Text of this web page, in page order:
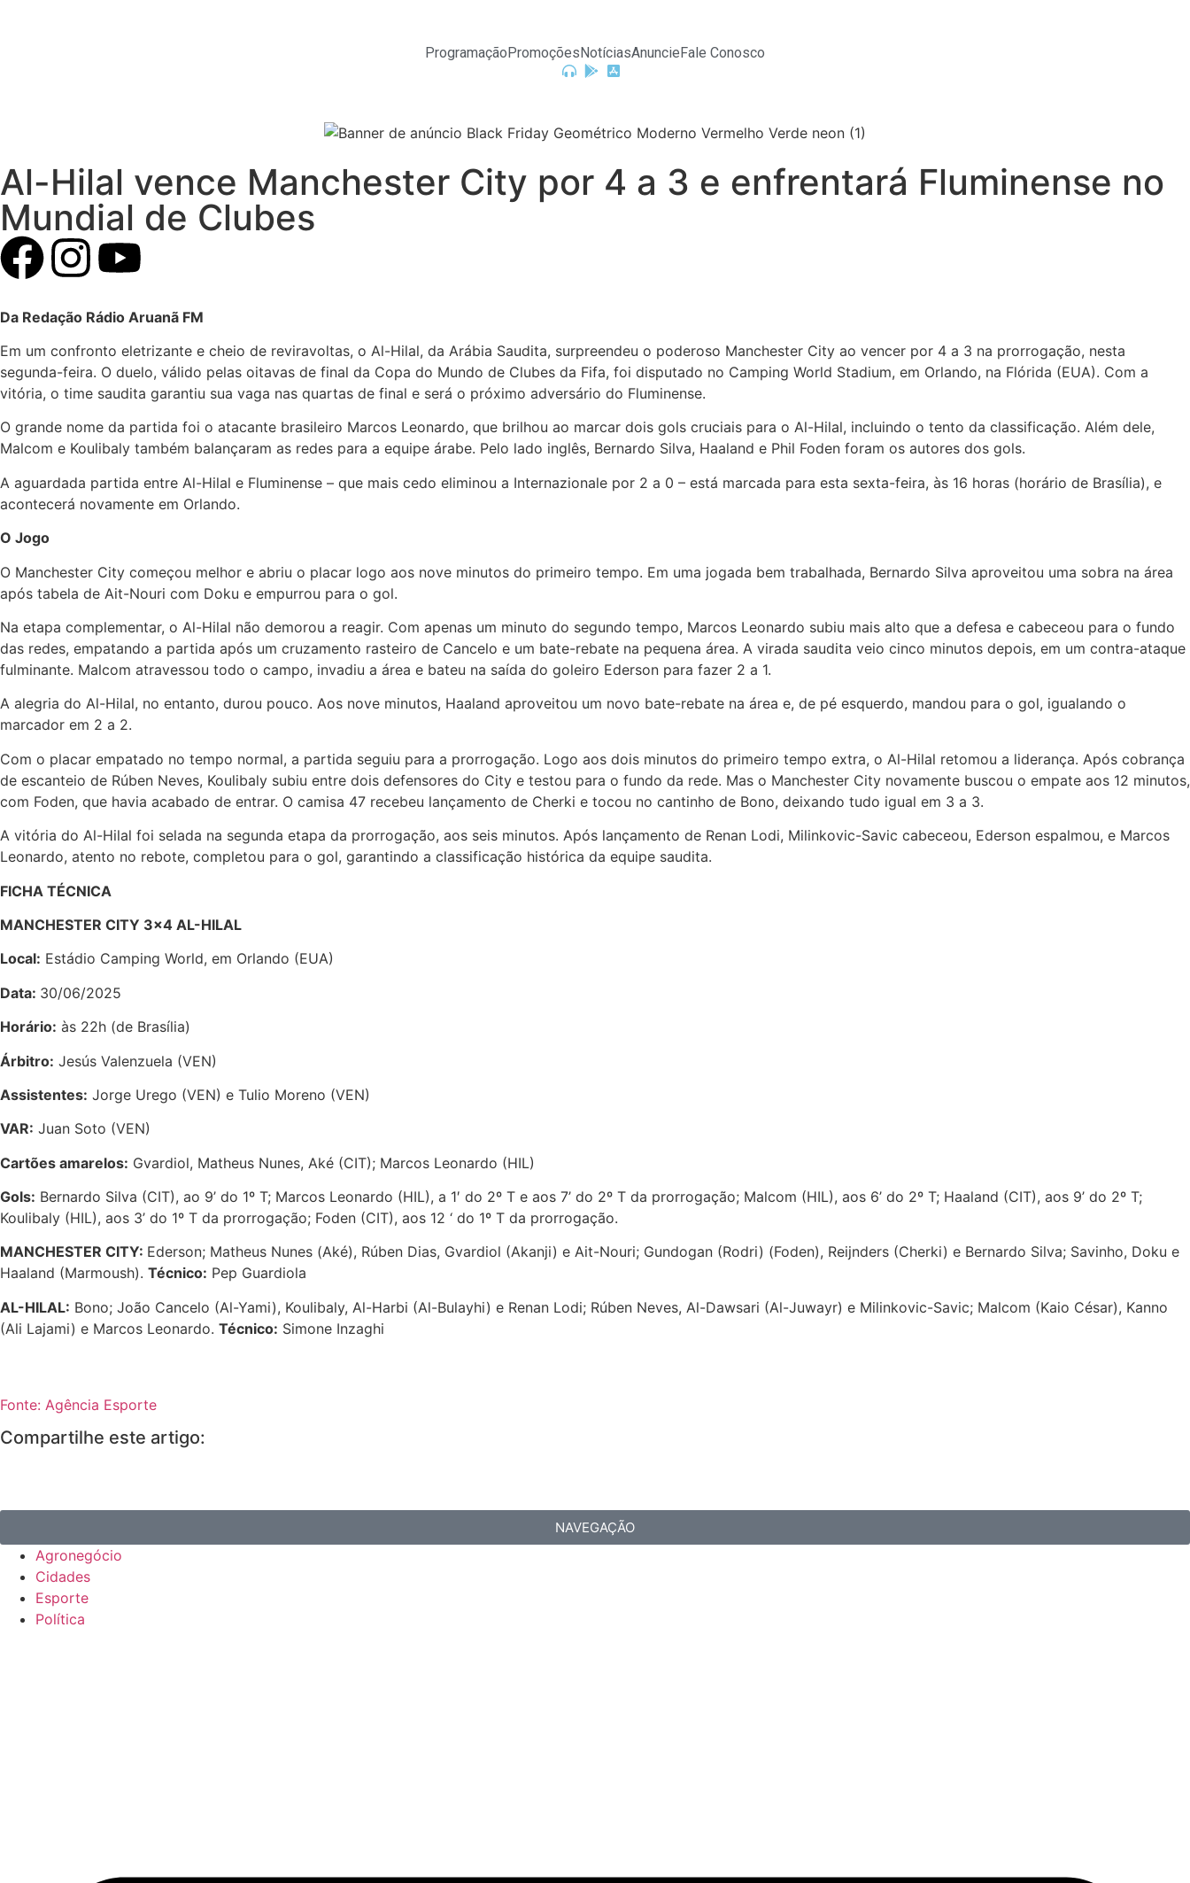
ProgramaçãoPromoçõesNotíciasAnuncieFale Conosco
Al-Hilal vence Manchester City por 4 a 3 e enfrentará Fluminense no
Mundial de Clubes
Da Redação Rádio Aruanã FM
Em um confronto eletrizante e cheio de reviravoltas, o Al-Hilal, da Arábia Saudita, surpreendeu o poderoso Manchester City ao vencer por 4 a 3 na prorrogação, nesta
segunda-feira. O duelo, válido pelas oitavas de final da Copa do Mundo de Clubes da Fifa, foi disputado no Camping World Stadium, em Orlando, na Flórida (EUA). Com a
vitória, o time saudita garantiu sua vaga nas quartas de final e será o próximo adversário do Fluminense.
O grande nome da partida foi o atacante brasileiro Marcos Leonardo, que brilhou ao marcar dois gols cruciais para o Al-Hilal, incluindo o tento da classificação. Além dele,
Malcom e Koulibaly também balançaram as redes para a equipe árabe. Pelo lado inglês, Bernardo Silva, Haaland e Phil Foden foram os autores dos gols.
A aguardada partida entre Al-Hilal e Fluminense – que mais cedo eliminou a Internazionale por 2 a 0 – está marcada para esta sexta-feira, às 16 horas (horário de Brasília), e
acontecerá novamente em Orlando.
O Jogo
O Manchester City começou melhor e abriu o placar logo aos nove minutos do primeiro tempo. Em uma jogada bem trabalhada, Bernardo Silva aproveitou uma sobra na área
após tabela de Ait-Nouri com Doku e empurrou para o gol.
Na etapa complementar, o Al-Hilal não demorou a reagir. Com apenas um minuto do segundo tempo, Marcos Leonardo subiu mais alto que a defesa e cabeceou para o fundo
das redes, empatando a partida após um cruzamento rasteiro de Cancelo e um bate-rebate na pequena área. A virada saudita veio cinco minutos depois, em um contra-ataque
fulminante. Malcom atravessou todo o campo, invadiu a área e bateu na saída do goleiro Ederson para fazer 2 a 1.
A alegria do Al-Hilal, no entanto, durou pouco. Aos nove minutos, Haaland aproveitou um novo bate-rebate na área e, de pé esquerdo, mandou para o gol, igualando o
marcador em 2 a 2.
Com o placar empatado no tempo normal, a partida seguiu para a prorrogação. Logo aos dois minutos do primeiro tempo extra, o Al-Hilal retomou a liderança. Após cobrança
de escanteio de Rúben Neves, Koulibaly subiu entre dois defensores do City e testou para o fundo da rede. Mas o Manchester City novamente buscou o empate aos 12 minutos,
com Foden, que havia acabado de entrar. O camisa 47 recebeu lançamento de Cherki e tocou no cantinho de Bono, deixando tudo igual em 3 a 3.
A vitória do Al-Hilal foi selada na segunda etapa da prorrogação, aos seis minutos. Após lançamento de Renan Lodi, Milinkovic-Savic cabeceou, Ederson espalmou, e Marcos
Leonardo, atento no rebote, completou para o gol, garantindo a classificação histórica da equipe saudita.
FICHA TÉCNICA
MANCHESTER CITY 3×4 AL-HILAL
Local: Estádio Camping World, em Orlando (EUA)
Data: 30/06/2025
Horário: às 22h (de Brasília)
Árbitro: Jesús Valenzuela (VEN)
Assistentes: Jorge Urego (VEN) e Tulio Moreno (VEN)
VAR: Juan Soto (VEN)
Cartões amarelos: Gvardiol, Matheus Nunes, Aké (CIT); Marcos Leonardo (HIL)
Gols: Bernardo Silva (CIT), ao 9’ do 1º T; Marcos Leonardo (HIL), a 1′ do 2º T e aos 7’ do 2º T da prorrogação; Malcom (HIL), aos 6’ do 2º T; Haaland (CIT), aos 9’ do 2º T;
Koulibaly (HIL), aos 3’ do 1º T da prorrogação; Foden (CIT), aos 12 ‘ do 1º T da prorrogação.
MANCHESTER CITY: Ederson; Matheus Nunes (Aké), Rúben Dias, Gvardiol (Akanji) e Ait-Nouri; Gundogan (Rodri) (Foden), Reijnders (Cherki) e Bernardo Silva; Savinho, Doku e
Haaland (Marmoush). Técnico: Pep Guardiola
AL-HILAL: Bono; João Cancelo (Al-Yami), Koulibaly, Al-Harbi (Al-Bulayhi) e Renan Lodi; Rúben Neves, Al-Dawsari (Al-Juwayr) e Milinkovic-Savic; Malcom (Kaio César), Kanno
(Ali Lajami) e Marcos Leonardo. Técnico: Simone Inzaghi
Fonte: Agência Esporte
Compartilhe este artigo:
NAVEGAÇÃO
Agronegócio
Cidades
Esporte
Política